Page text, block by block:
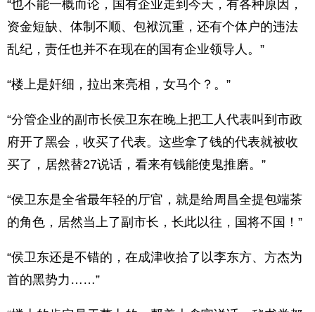
“也不能一概而论，国有企业走到今天，有各种原因，
资金短缺、体制不顺、包袱沉重，还有个体户的违法
乱纪，责任也并不在现在的国有企业领导人。”
“楼上是奸细，拉出来亮相，女马个？。”
“分管企业的副市长侯卫东在晚上把工人代表叫到市政
府开了黑会，收买了代表。这些拿了钱的代表就被收
买了，居然替27说话，看来有钱能使鬼推磨。”
“侯卫东是全省最年轻的厅官，就是给周昌全提包端茶
的角色，居然当上了副市长，长此以往，国将不国！”
“侯卫东还是不错的，在成津收拾了以李东方、方杰为
首的黑势力……”